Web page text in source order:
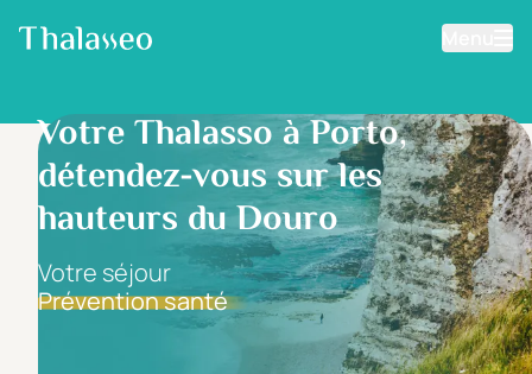
Aller au contenu principal
Votre Thalasso à Porto,
détendez-vous sur les
hauteurs du Douro
Votre séjour
Prévention santé
Filtrer les résultats
Fourchette de prix
Prix par personne
Minimum
Maximum